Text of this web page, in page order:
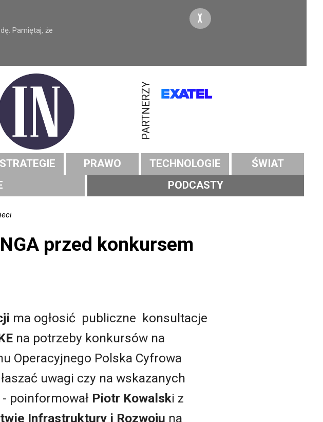
Pamiętaj, że
X
PARTNERZY
STRATEGIE PRAWO TECHNOLOGIE
ŚWIAT
PODCASTY
przed konkursem
ma ogłosić publiczne konsultacje
na potrzeby konkursów na
Operacyjnego Polska Cyfrowa
uwagi czy na wskazanych
poinformował Piotr Kowalski z
Infrastruktury i Rozwoju na